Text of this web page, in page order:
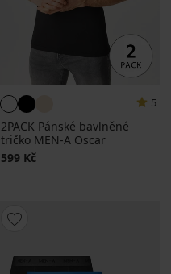
5
2PACK Pánské bavlněné
tričko MEN-A Oscar
599 Kč